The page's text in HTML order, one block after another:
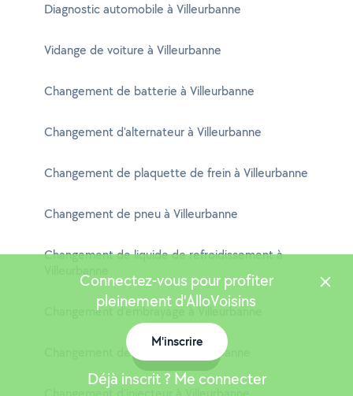
Diagnostic automobile à Villeurbanne
Vidange de voiture à Villeurbanne
Changement de batterie à Villeurbanne
Changement d'alternateur à Villeurbanne
Changement de plaquette de frein à Villeurbanne
Changement de pneu à Villeurbanne
Changement de liquide de refroidissement à
Changement d'embrayage à Villeurbanne
Changement de moteur à Villeurbanne
Connectez-vous pour profiter
pleinement d'AlloVoisins
M'inscrire
Déjà inscrit ? Me connecter